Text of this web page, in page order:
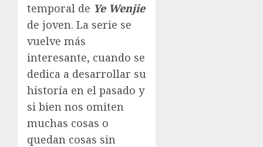
temporal de Ye Wenjie
de joven. La serie se
vuelve más
interesante, cuando se
dedica a desarrollar su
historía en el pasado y
si bien nos omiten
muchas cosas o
quedan cosas sin